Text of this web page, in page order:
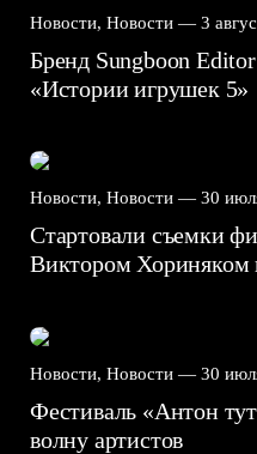
Новости, Новости — 3
Бренд Sungboon
«Истории игрушек 5»
Новости, Новости — 30
Стартовали съемки
Виктором Хориняком
Новости, Новости — 30
Фестиваль «Антон
волну артистов